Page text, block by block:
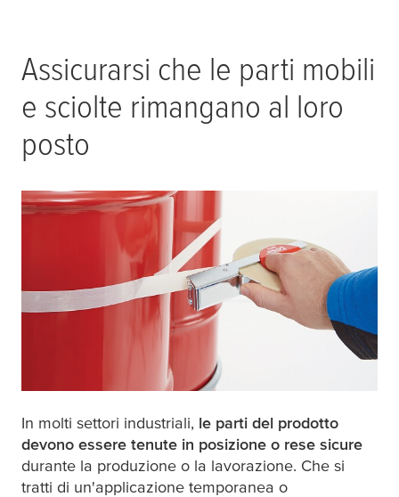
Assicurarsi che le parti mobili
e sciolte rimangano al loro
posto
In molti settori industriali, le parti del prodotto
devono essere tenute in posizione o rese sicure
durante la produzione o la lavorazione. Che si
tratti di un'applicazione temporanea o